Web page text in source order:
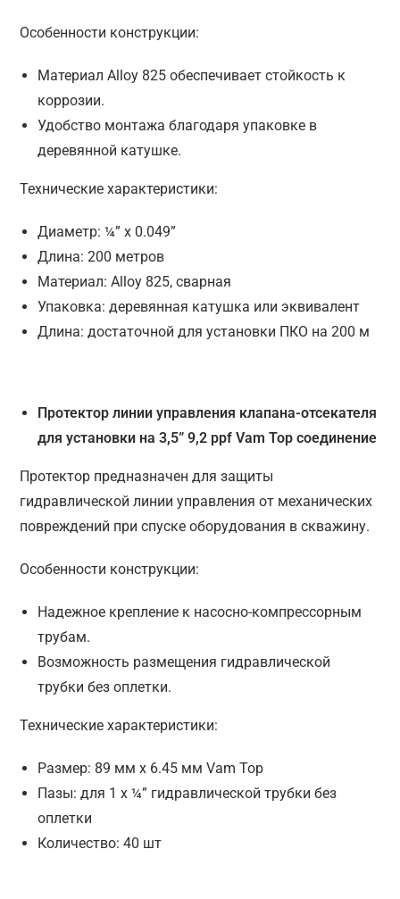
Особенности конструкции:
Материал Alloy 825 обеспечивает стойкость к
коррозии.
Удобство монтажа благодаря упаковке в
деревянной катушке.
Технические характеристики:
Диаметр: ¼” x 0.049”
Длина: 200 метров
Материал: Alloy 825, сварная
Упаковка: деревянная катушка или эквивалент
Длина: достаточной для установки ПКО на 200 м
Протектор линии управления клапана-отсекателя
для установки на 3,5” 9,2 ppf Vam Top соединение
Протектор предназначен для защиты
гидравлической линии управления от механических
повреждений при спуске оборудования в скважину.
Особенности конструкции:
Надежное крепление к насосно-компрессорным
трубам.
Возможность размещения гидравлической
трубки без оплетки.
Технические характеристики:
Размер: 89 мм x 6.45 мм Vam Top
Пазы: для 1 x ¼” гидравлической трубки без
оплетки
Количество: 40 шт